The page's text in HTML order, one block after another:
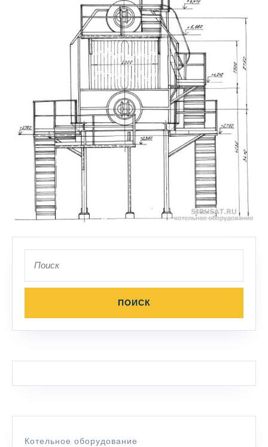
по:
Котельное оборудование